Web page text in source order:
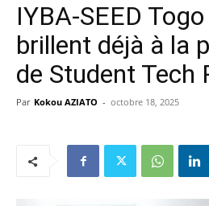
IYBA-SEED
brillent déjà à la
de Student Tech
Par Kokou AZIATO - octobre 18, 2025